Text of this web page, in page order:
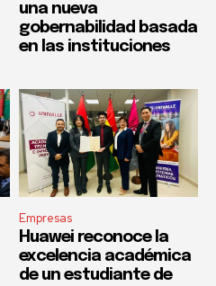
una nueva
gobernabilidad basada
en las instituciones
Empresas
Huawei reconoce la
excelencia académica
de un estudiante de